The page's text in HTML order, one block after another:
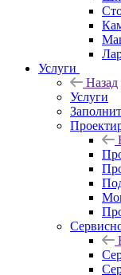
Услуги
Назад
Услуги